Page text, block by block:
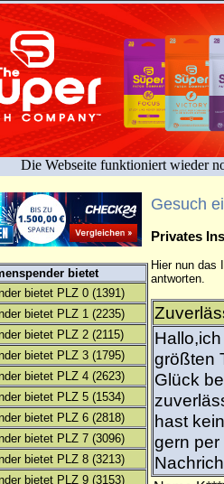
Die Webseite funktioniert wieder
bietet
bietet PLZ 0 (1391)
bietet PLZ 1 (2235)
bietet PLZ 2 (2115)
bietet PLZ 3 (1795)
bietet PLZ 4 (2623)
bietet PLZ 5 (1534)
bietet PLZ 6 (2818)
bietet PLZ 7 (3096)
bietet PLZ 8 (3213)
bietet PLZ 9 (3153)
Gesuch
Privates
Hier nun das
antworten.
größten
Glück
hast
gern